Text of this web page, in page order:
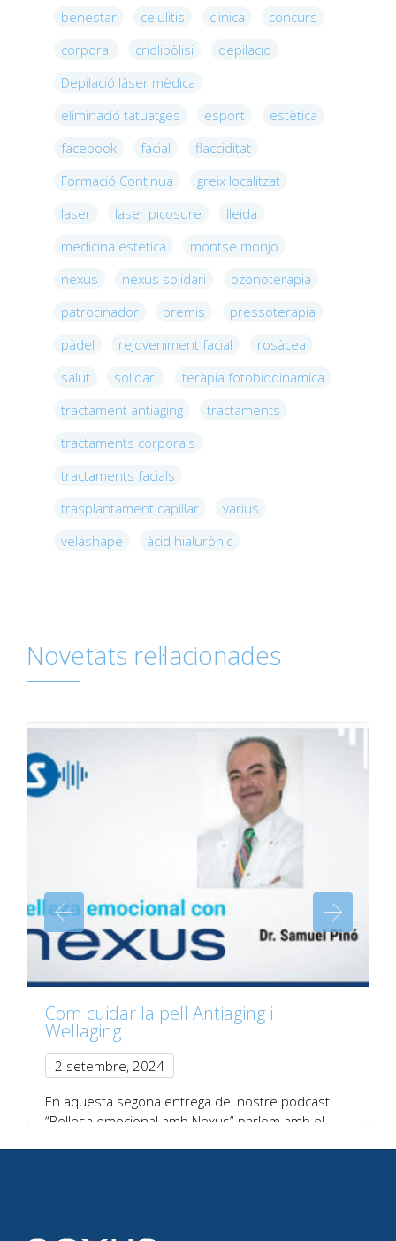
benestar celulitis clinica
concurs
corporal
criolipòlisi
depilacio
Depilació làser mèdica
eliminació tatuatges
esport
estètica
facebook
facial
flacciditat
Formació Continua
greix localitzat
laser
laser picosure
lleida
medicina estetica
montse monjo
nexus
nexus solidari
ozonoterapia
patrocinador
premis
pressoterapia
pàdel
rejoveniment facial
rosàcea
salut
solidari
teràpia fotobiodinàmica
tractament antiaging
tractaments
tractaments corporals
tractaments facials
trasplantament capil·lar
varius
velashape
àcid hialurònic
Novetats rel·lacionades
Com cuidar la pell Antiaging i
Wellaging
2 setembre, 2024
En aquesta segona entrega del nostre podcast
“Bellesa emocional amb Nexus” parlem amb el